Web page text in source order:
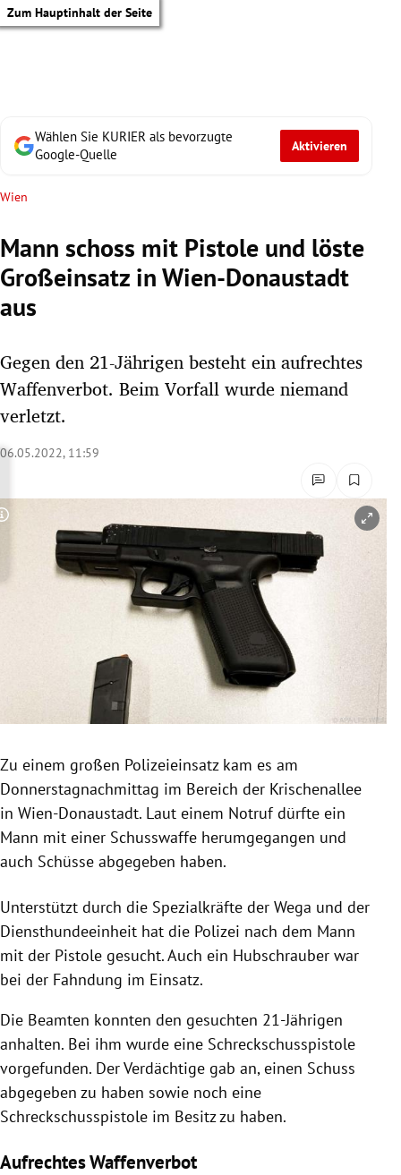
Zum Hauptinhalt der Seite
Untermenü
Untermenü
Untermenü
Untermenü
Untermenü
Untermenü
Untermenü
Wählen Sie KURIER als bevorzugte
Google-Quelle
Aktivieren
Wien
Mann schoss mit Pistole und löste
Großeinsatz in Wien-Donaustadt
aus
Gegen den 21-Jährigen besteht ein aufrechtes
Waffenverbot. Beim Vorfall wurde niemand
verletzt.
06.05.2022, 11:59
Copyright-Hinweis öffnen/schließen
Zu einem großen Polizeieinsatz kam es am
Donnerstagnachmittag im Bereich der Krischenallee
in Wien-Donaustadt. Laut einem Notruf dürfte ein
Mann mit einer Schusswaffe herumgegangen und
auch Schüsse abgegeben haben.
Unterstützt durch die Spezialkräfte der Wega und der
Diensthundeeinheit hat die Polizei nach dem Mann
mit der Pistole gesucht. Auch ein Hubschrauber war
bei der Fahndung im Einsatz.
Die Beamten konnten den gesuchten 21-Jährigen
anhalten. Bei ihm wurde eine Schreckschusspistole
vorgefunden. Der Verdächtige gab an, einen Schuss
abgegeben zu haben sowie noch eine
Schreckschusspistole im Besitz zu haben.
Aufrechtes Waffenverbot